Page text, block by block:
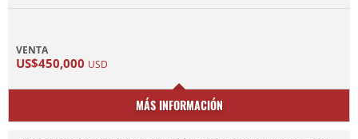
VENTA
US$450,000 USD
MÁS INFORMACIÓN